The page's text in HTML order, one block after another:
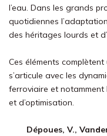
l’eau. Dans les grands
quotidiennes
des héritages lourds et
Ces éléments
s’articule avec les
ferroviaire et
et d’optimisation.
Dépoues, V.,